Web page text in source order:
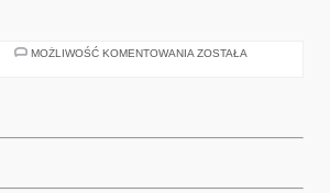
MOŻLIWOŚĆ KOMENTOWANIA DLA
MAGIA
ZOSTAŁA